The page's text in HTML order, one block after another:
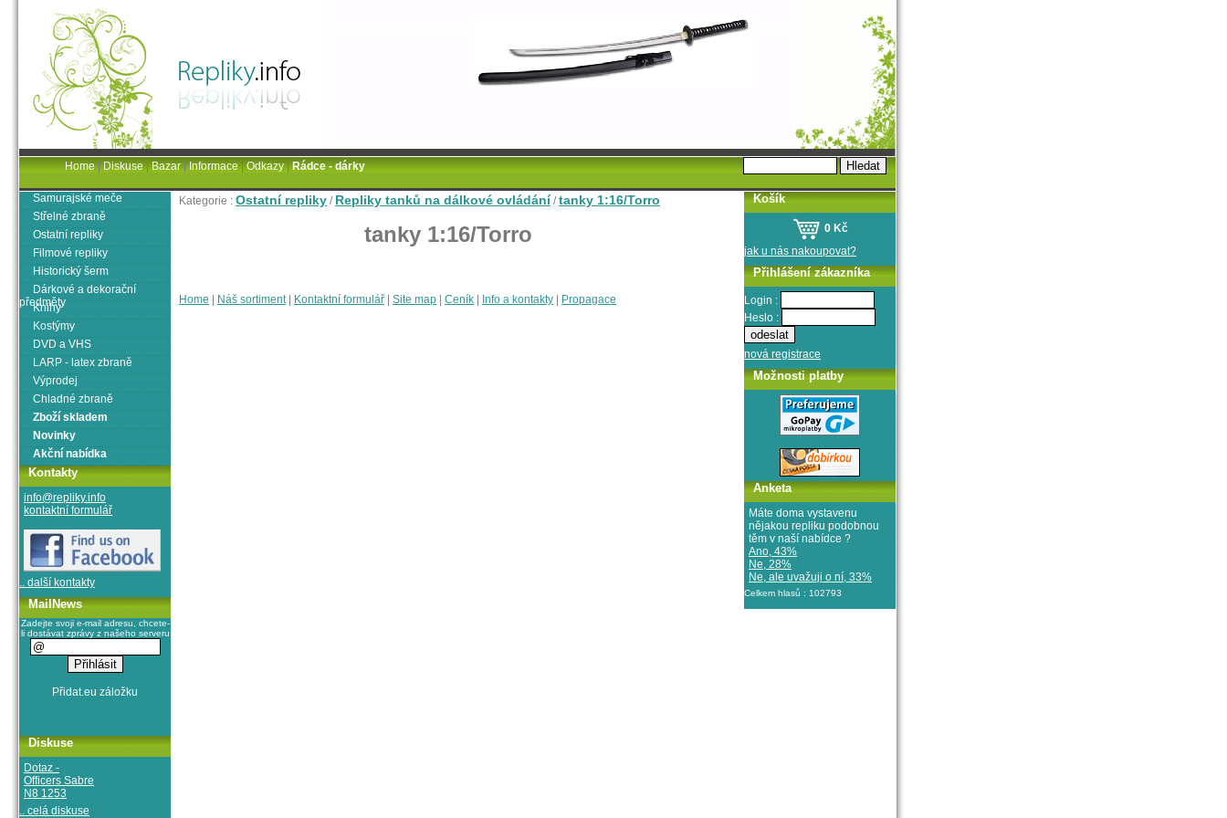
Kategorie : Ostatní repliky / Repliky tanků na dálkové ovládání /tanky 1:16/Torro
tanky 1:16/Torro
Home Náš sortiment| Kontaktní formulář Site map Ceník Info a kontakty Propagace
Samurajské meče
Střelné zbraně
Ostatní repliky
Filmové repliky
Historický šerm
Dárkové a dekorační
předměty
Knihy
Kostýmy
DVD a VHS
LARP - latex zbraně
Výprodej
Chladné zbraně
Zboží skladem
Novinky
Akční nabídka
Kontakty
info@repliky.info
kontaktní formulář
.. další kontakty
MailNews
Zadejte svoji e-mail adresu, chcete-
li dostávat zprávy z našeho serveru
Diskuse
Dotaz -
Officers Sabre
N8 1253
.. celá diskuse
Košík
0 Kč
jak u nás nakoupovat?
Přihlášení zákazníka
Login :
Heslo :
nová registrace
Možnosti platby
Anketa
Máte doma vystavenu
nějakou repliku podobnou
těm v naší nabídce ?
Ano, 43%
Ne, 28%
Ne, ale uvažuji o ní, 33%
Celkem hlasů : 102793
Home|Diskuse|Bazar|Informace|Odkazy|Rádce - dárky